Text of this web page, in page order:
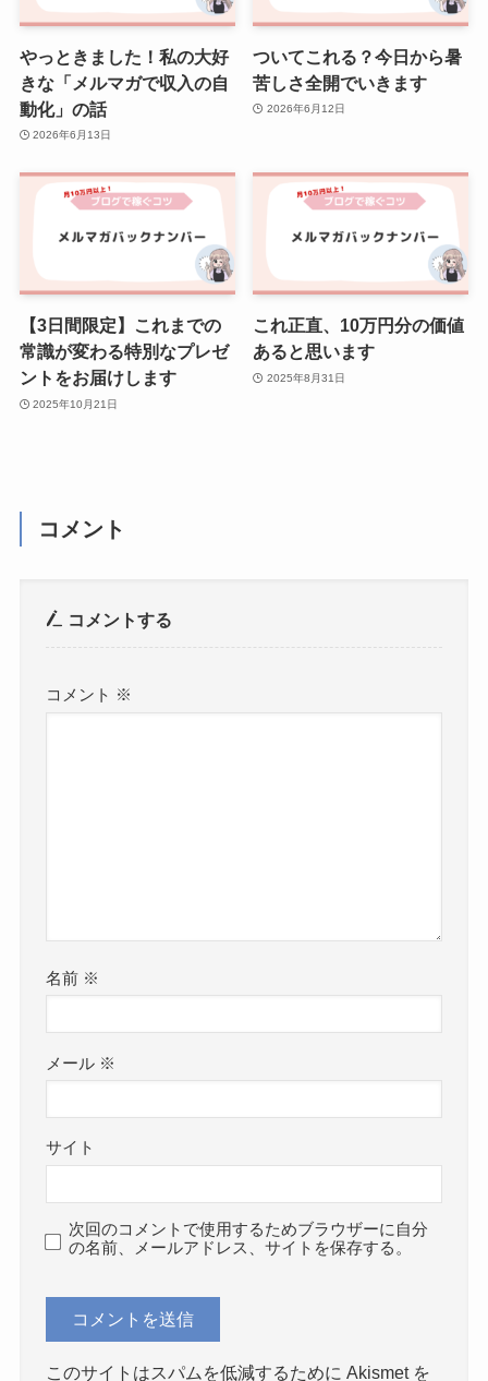
やっときました！私の大好
きな「メルマガで収入の自
動化」の話
2026年6月13日
ついてこれる？今日から暑
苦しさ全開でいきます
2026年6月12日
【3日間限定】これまでの
常識が変わる特別なプレゼ
ントをお届けします
2025年10月21日
これ正直、10万円分の価値
あると思います
2025年8月31日
コメント
コメントする
コメント ※
名前 ※
メール ※
サイト
次回のコメントで使用するためブラウザーに自分
の名前、メールアドレス、サイトを保存する。
このサイトはスパムを低減するために Akismet を